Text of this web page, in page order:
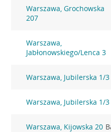
Warszawa, Grochowska
207
Warszawa,
Jabłonowskiego/Lenca 3
Warszawa, Jubilerska 1/3
Warszawa, Jubilerska 1/3
Warszawa, Kijowska 20